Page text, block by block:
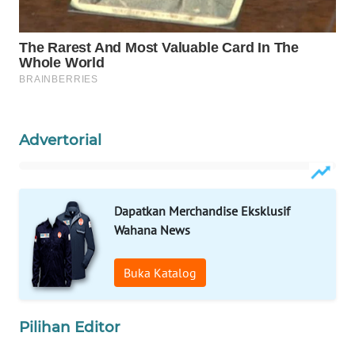
Advertorial
Dapatkan Merchandise Eksklusif
Wahana News
Buka Katalog
Pilihan Editor
SURABAYA
WN
BINTAN
WN
MANDALIKA
WN
LIKUPANG
LABUANBAJO